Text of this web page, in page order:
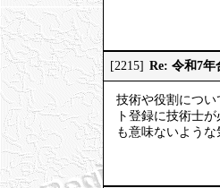
[2215] Re: 令和7年
技術や役割につ
ト登録に技術士
も意味ないよう